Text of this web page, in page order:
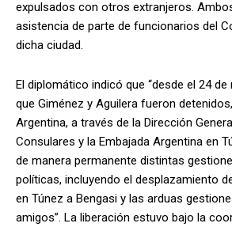
expulsados con otros extranjeros.
asistencia de parte de funcionarios del
dicha ciudad.
El diplomático indicó que “desde el 24
que Giménez y Aguilera fueron
Argentina, a través de la Dirección
Consulares y la Embajada Argentina en
de manera permanente distintas
políticas, incluyendo el desplazamiento
en Túnez a Bengasi y las arduas
amigos”. La liberación estuvo bajo la